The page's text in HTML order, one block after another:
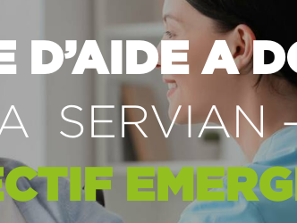
D’AIDE A
SERVIAN